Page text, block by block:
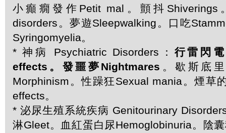
小癲癇發作Petit mal。顫抖Shiverings
disorders。夢遊Sleepwalking。口吃
Syringomyelia。
* 神病 Psychiatric Disorders： 行雷閃
effects。發噩夢Nightmares 。歇斯底
Morphinism。性躁狂Sexual mania。煙草
effects。
* 泌尿生殖系統疾病 Genitourinary
淋Gleet。血紅蛋白尿Hemoglobinuria。陰